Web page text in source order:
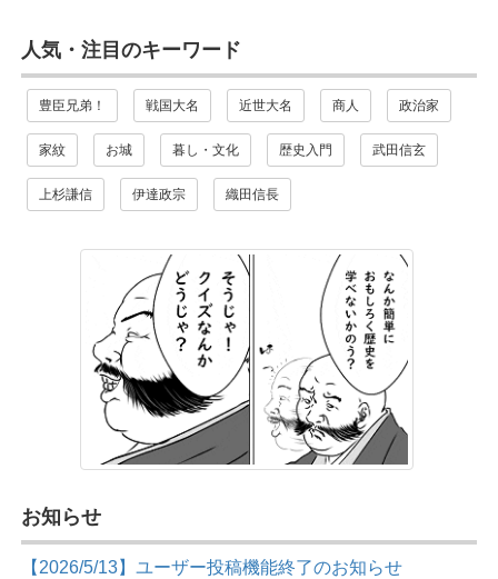
人気・注目のキーワード
豊臣兄弟！ 戦国大名 近世大名 商人 政治家
家紋 お城 暮し・文化 歴史入門 武田信玄
上杉謙信 伊達政宗 織田信長
お知らせ
【2026/5/13】ユーザー投稿機能終了のお知らせ